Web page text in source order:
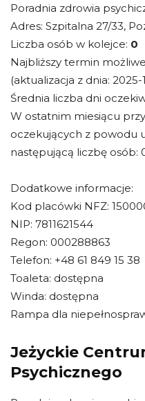
Poradnia zdrowia
Adres: Szpitalna 27/33,
Liczba osób w kolejce: 0
Najbliższy termin
(aktualizacja z dnia: 2025-
Średnia liczba dni
W ostatnim miesiącu
oczekujących z powodu
następującą liczbę osób:
Dodatkowe informacje:
Kod placówki NFZ:
NIP: 7811621544
Regon: 000288863
Telefon: +48 61 849 15 38
Toaleta: dostępna
Winda: dostępna
Rampa dla
Jeżyckie
Psychicznego